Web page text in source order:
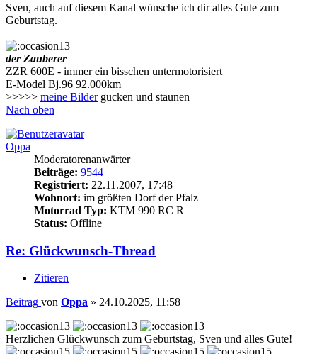
Sven, auch auf diesem Kanal wünsche ich dir alles Gute zum
Geburtstag.
der Zauberer
ZZR 600E - immer ein bisschen untermotorisiert
E-Model Bj.96 92.000km
>>>>> meine Bildergucken und staunen
Nach oben
Oppa
Moderatorenanwärter
Beiträge: 9544
Registriert: 22.11.2007, 17:48
Wohnort: im größten Dorf der Pfalz
Motorrad Typ: KTM 990 RC R
Status: Offline
Re: Glückwunsch-Thread
Zitieren
Beitrag von Oppa » 24.10.2025, 11:58
Herzlichen Glückwunsch zum Geburtstag, Sven und alles Gute!